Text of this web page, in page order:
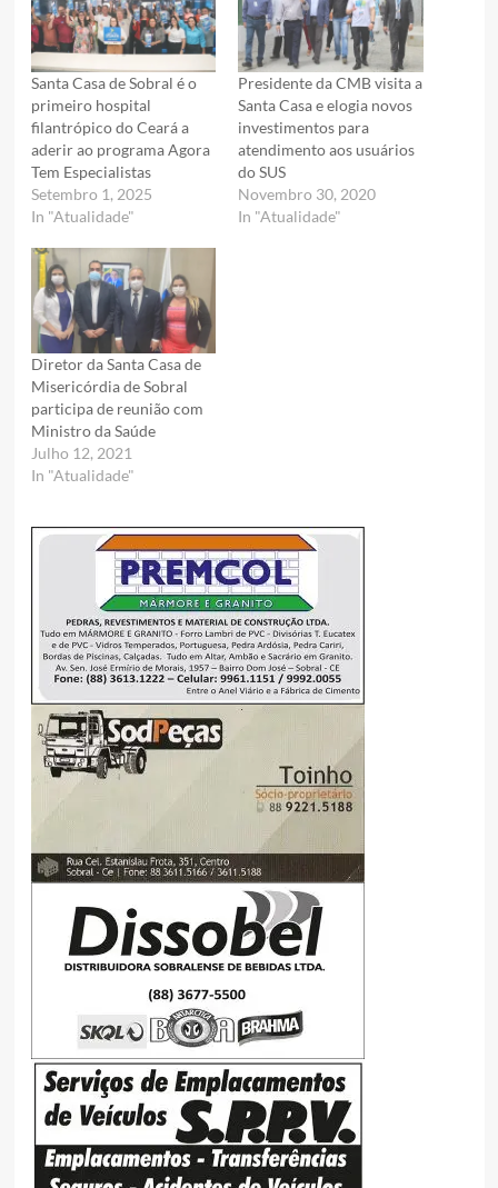
Santa Casa de Sobral é o
primeiro hospital
filantrópico do Ceará a
aderir ao programa Agora
Tem Especialistas
Setembro 1, 2025
In "Atualidade"
Presidente da CMB visita a
Santa Casa e elogia novos
investimentos para
atendimento aos usuários
do SUS
Novembro 30, 2020
In "Atualidade"
Diretor da Santa Casa de
Misericórdia de Sobral
participa de reunião com
Ministro da Saúde
Julho 12, 2021
In "Atualidade"